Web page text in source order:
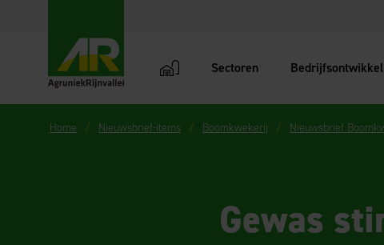
Sectoren
Home Nieuwsbrief-items Boomkwekerij Nieuwsbrief
Gewas